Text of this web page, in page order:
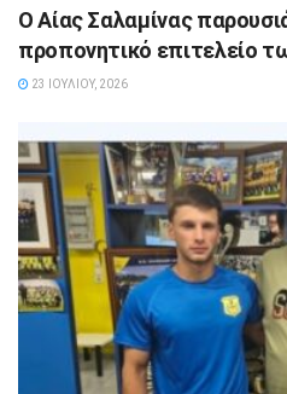
Ο Αίας Σαλαμίνας
προπονητικό επιτελείο
23 ΙΟΥΛΊΟΥ, 2026